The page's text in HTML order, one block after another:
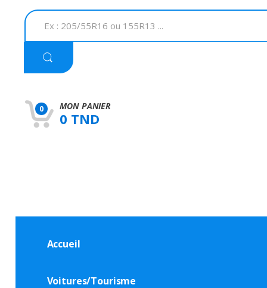
S
e
r
0 MON PANIER
0 TND
Accueil
Voitures/Tourisme